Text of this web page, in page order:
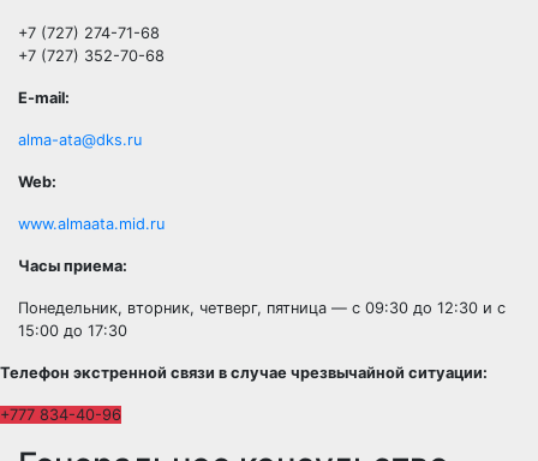
+7 (727) 274-71-68
+7 (727) 352-70-68
E-mail:
alma-ata@dks.ru
Web:
www.almaata.mid.ru
Часы приема:
Понедельник, вторник, четверг, пятница — с 09:30 до 12:30 и с
15:00 до 17:30
Телефон экстренной связи в случае чрезвычайной ситуации:
+777 834-40-96